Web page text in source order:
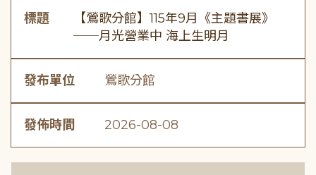
標題
【鶯歌分館】115年9月《主題書展》
──月光營業中 海上生明月
發布單位 鶯歌分館
發佈時間 2026-08-08